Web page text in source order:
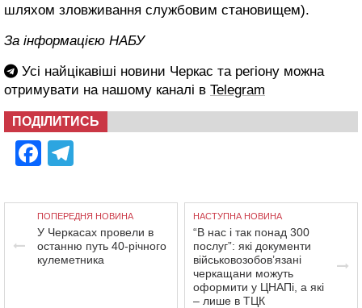
шляхом зловживання службовим становищем).
За інформацією НАБУ
Усі найцікавіші новини Черкас та регіону можна
отримувати на нашому каналі в Telegram
ПОДІЛИТИСЬ
Facebook
ПОПЕРЕДНЯ НОВИНА
У Черкасах провели в
останню путь 40-річного
кулеметника
НАСТУПНА НОВИНА
“В нас і так понад 300
послуг”: які документи
військовозобов’язані
черкащани можуть
оформити у ЦНАПі, а які
– лише в ТЦК